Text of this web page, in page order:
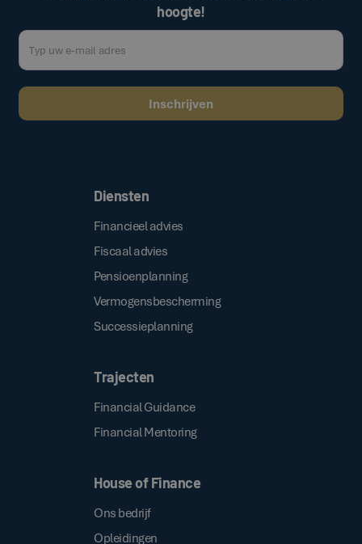
hoogte!
Diensten
Financieel advies
Fiscaal advies
Pensioenplanning
Vermogensbescherming
Successieplanning
Trajecten
Financial Guidance
Financial Mentoring
House of Finance
Ons bedrijf
Opleidingen